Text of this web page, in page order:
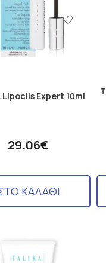
Lipocils Expert 10ml
29.06€
ΚΑΛΑΘΙ